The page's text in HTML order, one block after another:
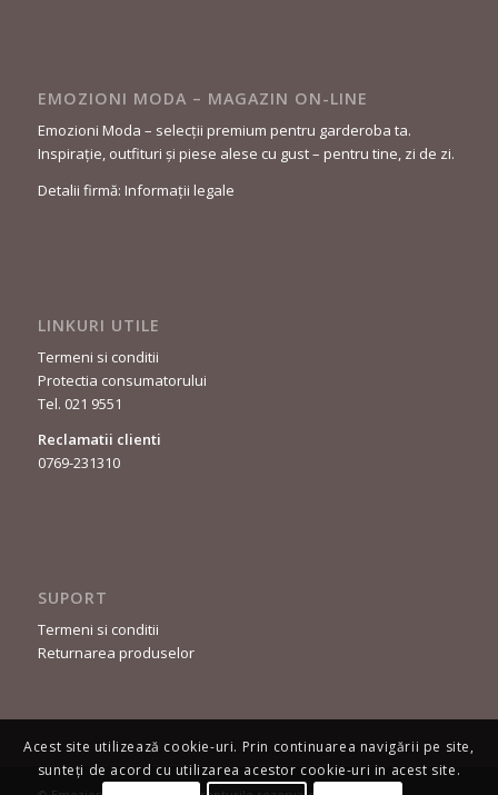
EMOZIONI MODA – MAGAZIN ON-LINE
Emozioni Moda – selecții premium pentru garderoba ta.
Inspirație, outfituri și piese alese cu gust – pentru tine, zi de zi.
Detalii firmă: Informații legale
LINKURI UTILE
Termeni si conditii
Protectia consumatorului
Tel. 021 9551
Reclamatii clienti
0769-231310
SUPORT
Termeni si conditii
Returnarea produselor
Acest site utilizează cookie-uri. Prin continuarea navigării pe site,
sunteți de acord cu utilizarea acestor cookie-uri in acest site.